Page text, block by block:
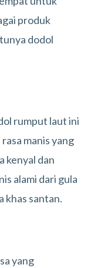
produk
dodol
rumput laut ini
manis yang
kenyal dan
alami dari gula
khas santan.
yang